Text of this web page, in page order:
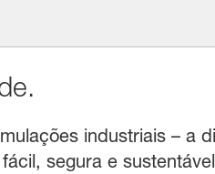
industriais – a
segura e